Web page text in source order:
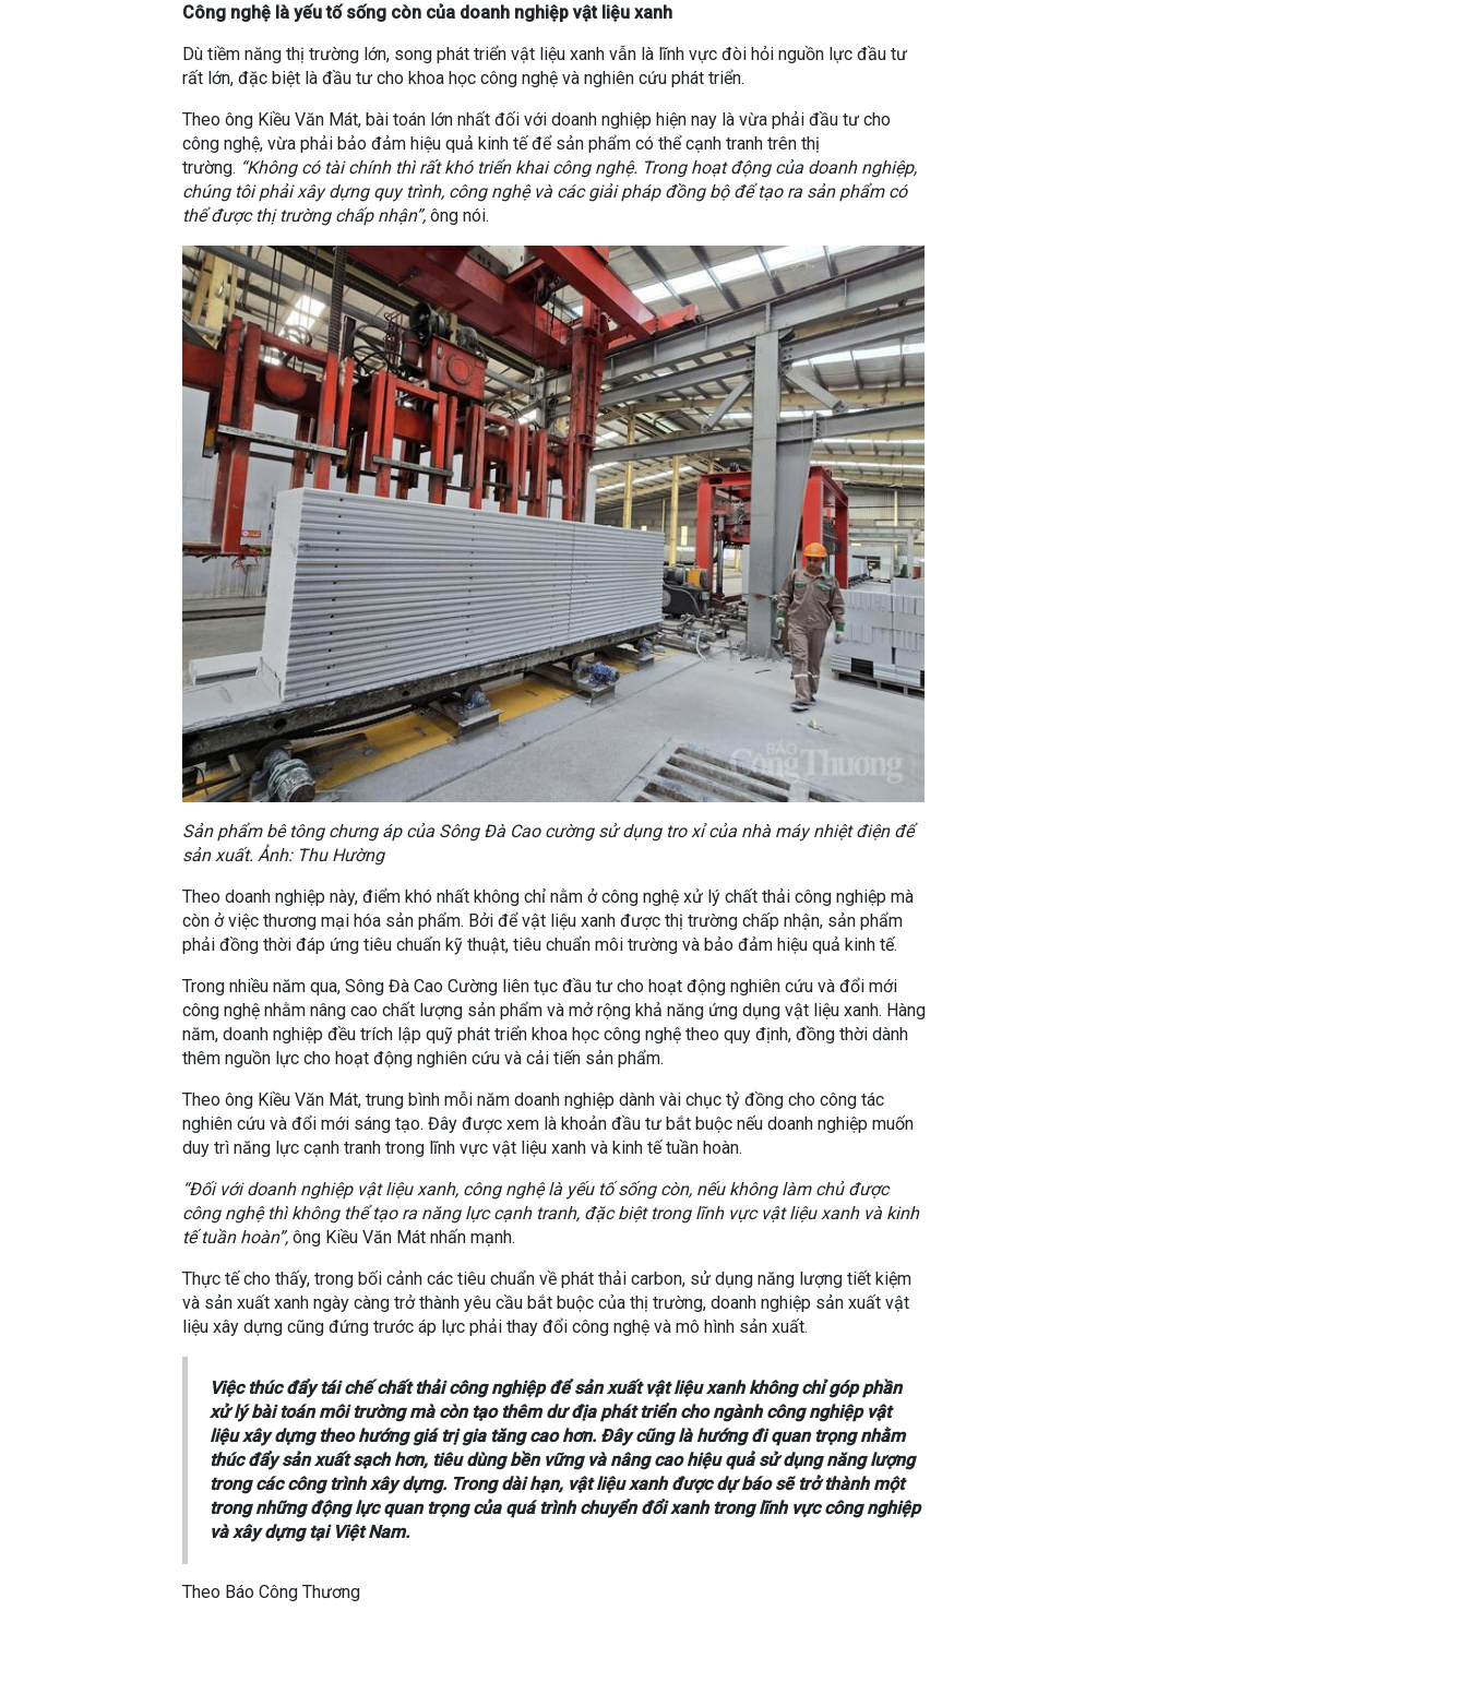
Công nghệ là yếu tố sống còn của doanh nghiệp vật liệu xanh
Dù tiềm năng thị trường lớn, song phát triển vật liệu xanh vẫn là lĩnh vực đòi hỏi nguồn lực đầu tư
rất lớn, đặc biệt là đầu tư cho khoa học công nghệ và nghiên cứu phát triển.
Theo ông Kiều Văn Mát, bài toán lớn nhất đối với doanh nghiệp hiện nay là vừa phải đầu tư cho
công nghệ, vừa phải bảo đảm hiệu quả kinh tế để sản phẩm có thể cạnh tranh trên thị
trường. “Không có tài chính thì rất khó triển khai công nghệ. Trong hoạt động của doanh nghiệp,
chúng tôi phải xây dựng quy trình, công nghệ và các giải pháp đồng bộ để tạo ra sản phẩm có
thể được thị trường chấp nhận”, ông nói.
Sản phẩm bê tông chưng áp của Sông Đà Cao cường sử dụng tro xỉ của nhà máy nhiệt điện để
sản xuất. Ảnh: Thu Hường
Theo doanh nghiệp này, điểm khó nhất không chỉ nằm ở công nghệ xử lý chất thải công nghiệp mà
còn ở việc thương mại hóa sản phẩm. Bởi để vật liệu xanh được thị trường chấp nhận, sản phẩm
phải đồng thời đáp ứng tiêu chuẩn kỹ thuật, tiêu chuẩn môi trường và bảo đảm hiệu quả kinh tế.
Trong nhiều năm qua, Sông Đà Cao Cường liên tục đầu tư cho hoạt động nghiên cứu và đổi mới
công nghệ nhằm nâng cao chất lượng sản phẩm và mở rộng khả năng ứng dụng vật liệu xanh. Hàng
năm, doanh nghiệp đều trích lập quỹ phát triển khoa học công nghệ theo quy định, đồng thời dành
thêm nguồn lực cho hoạt động nghiên cứu và cải tiến sản phẩm.
Theo ông Kiều Văn Mát, trung bình mỗi năm doanh nghiệp dành vài chục tỷ đồng cho công tác
nghiên cứu và đổi mới sáng tạo. Đây được xem là khoản đầu tư bắt buộc nếu doanh nghiệp muốn
duy trì năng lực cạnh tranh trong lĩnh vực vật liệu xanh và kinh tế tuần hoàn.
“Đối với doanh nghiệp vật liệu xanh, công nghệ là yếu tố sống còn, nếu không làm chủ được
công nghệ thì không thể tạo ra năng lực cạnh tranh, đặc biệt trong lĩnh vực vật liệu xanh và kinh
tế tuần hoàn”, ông Kiều Văn Mát nhấn mạnh.
Thực tế cho thấy, trong bối cảnh các tiêu chuẩn về phát thải carbon, sử dụng năng lượng tiết kiệm
và sản xuất xanh ngày càng trở thành yêu cầu bắt buộc của thị trường, doanh nghiệp sản xuất vật
liệu xây dựng cũng đứng trước áp lực phải thay đổi công nghệ và mô hình sản xuất.
Việc thúc đẩy tái chế chất thải công nghiệp để sản xuất vật liệu xanh không chỉ góp phần
xử lý bài toán môi trường mà còn tạo thêm dư địa phát triển cho ngành công nghiệp vật
liệu xây dựng theo hướng giá trị gia tăng cao hơn. Đây cũng là hướng đi quan trọng nhằm
thúc đẩy sản xuất sạch hơn, tiêu dùng bền vững và nâng cao hiệu quả sử dụng năng lượng
trong các công trình xây dựng. Trong dài hạn, vật liệu xanh được dự báo sẽ trở thành một
trong những động lực quan trọng của quá trình chuyển đổi xanh trong lĩnh vực công nghiệp
và xây dựng tại Việt Nam.
Theo Báo Công Thương